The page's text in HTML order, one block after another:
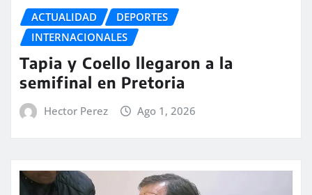
ACTUALIDAD
DEPORTES
INTERNACIONALES
Tapia y Coello llegaron a la
semifinal en Pretoria
Hector Perez Ago 1, 2026